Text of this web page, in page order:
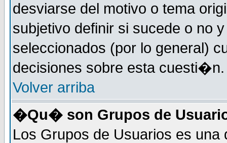
desviarse del motivo o tema
subjetivo definir si sucede o no
seleccionados (por lo general)
decisiones sobre esta cuesti�n.
Volver arriba
�Qu� son Grupos de
Los Grupos de Usuarios es una